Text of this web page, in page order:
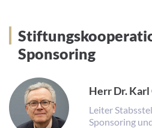
Sponsoring
Herr Dr.
Leiter
Sponsoring